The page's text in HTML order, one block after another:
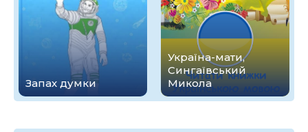
Запах думки
Україна-мати,
Сингаївський
Микола